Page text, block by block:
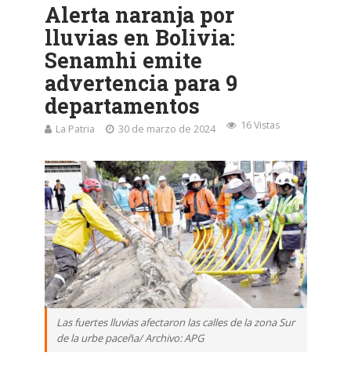
Alerta naranja por
lluvias en Bolivia:
Senamhi emite
advertencia para 9
departamentos
La Patria 30 de marzo de 2024 16 Vistas
Las fuertes lluvias afectaron las calles de la zona Sur
de la urbe paceña/ Archivo: APG